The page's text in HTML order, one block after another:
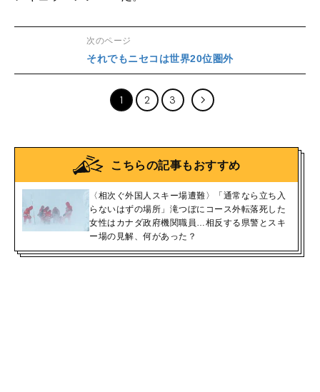
次のページ
それでもニセコは世界20位圏外
1 2 3
こちらの記事もおすすめ
〈相次ぐ外国人スキー場遭難〉「通常なら立ち入
らないはずの場所」滝つぼにコース外転落死した
女性はカナダ政府機関職員…相反する県警とスキ
ー場の見解、何があった？